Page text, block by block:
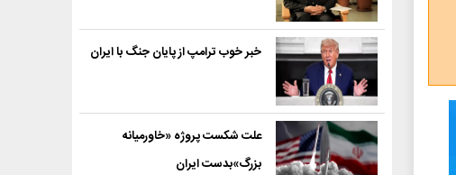
خبر خوب ترامپ از پایان جنگ با ایران
علت شکست پروژه «خاورمیانه
بزرگ»بدست ایران